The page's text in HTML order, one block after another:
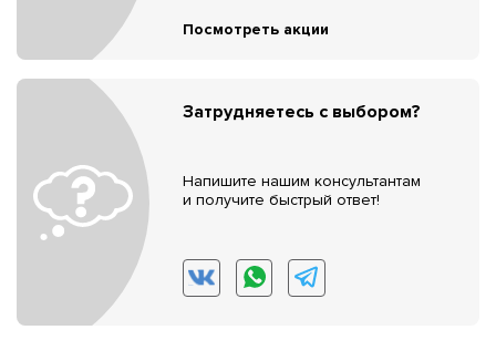
Посмотреть акции
Затрудняетесь с выбором?
Напишите нашим консультантам
и получите быстрый ответ!